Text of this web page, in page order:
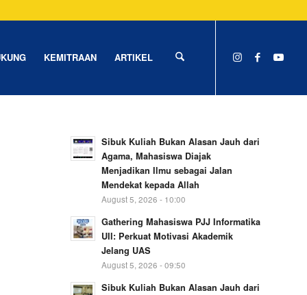
KEMITRAAN ARTIKEL
Sibuk Kuliah Bukan Alasan Jauh dari
Agama, Mahasiswa Diajak
Menjadikan Ilmu sebagai Jalan
Mendekat kepada Allah
August 5, 2026 - 10:00
Gathering Mahasiswa PJJ Informatika
UII: Perkuat Motivasi Akademik
Jelang UAS
August 5, 2026 - 09:50
Sibuk Kuliah Bukan Alasan Jauh dari